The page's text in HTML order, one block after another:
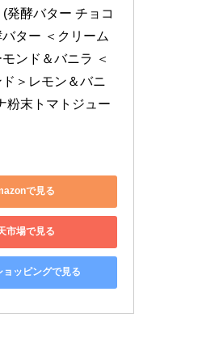
発酵バター チョコ
ター ＜クリーム
ンド＆バニラ ＜
＞レモン＆バニ
粉末トマトジュー
で見る
市場で見る
ッピングで見る